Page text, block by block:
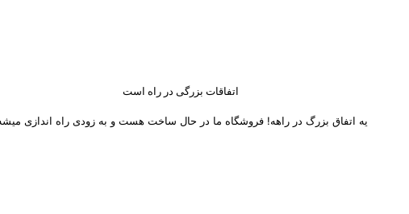
اتفاقات بزرگی در راه است
یه اتفاق بزرگ در راهه! فروشگاه ما در حال ساخت هست و به زودی راه اندازی